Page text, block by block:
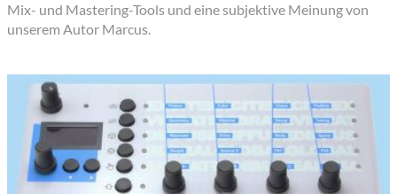
Mix- und Mastering-Tools und eine subjektive Meinung von
unserem Autor Marcus.